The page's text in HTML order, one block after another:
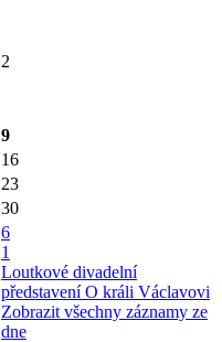
2
9
16
23
30
6
1
Loutkové divadelní
představení O králi Václavovi
Zobrazit všechny záznamy ze
dne